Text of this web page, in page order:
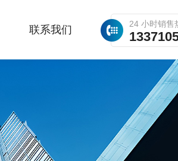
24 小时销售
联系我们